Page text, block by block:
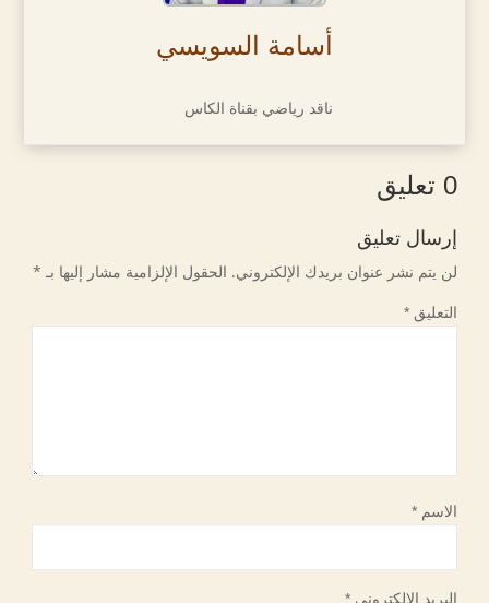
أسامة السويسي
ناقد رياضي بقناة الكاس
0 تعليق
إرسال تعليق
لن يتم نشر عنوان بريدك الإلكتروني. الحقول الإلزامية مشار إليها بـ *
التعليق*
الاسم*
البريد الإلكتروني*